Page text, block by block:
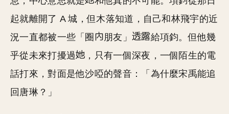
起就離開了 A 城，但木落知道，自己和林飛宇的近
況一直都被一些「圈
朋友」
給項鈞。但他幾
乎從未來打擾過
，只有一個深夜，一個陌生的電
話打來，對面是他沙啞的聲音：「為什麼宋禹能追
回唐琳？」